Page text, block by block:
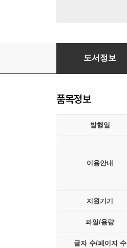
이상한 무인 빵집
도서정보
품목정보
발행일
이용안내
지원기기
파일/용량
글자 수/페이지 수